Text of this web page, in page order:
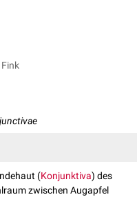
Fink
(Konjunktiva) des
zwischen Augapfel